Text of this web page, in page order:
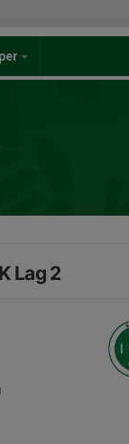
Lag 2